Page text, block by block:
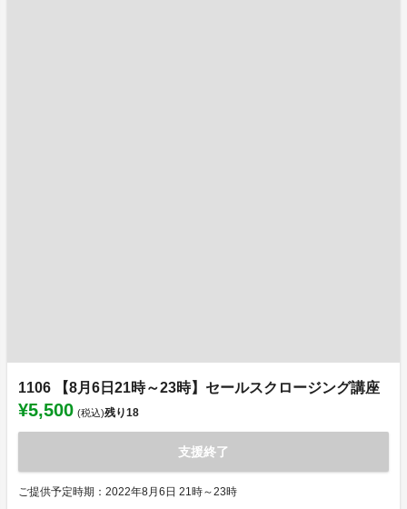
1106 【8月6日21時～23時】セールスクロージング講座
¥5,500 (税込)残り18
支援終了
ご提供予定時期：2022年8月6日 21時～23時